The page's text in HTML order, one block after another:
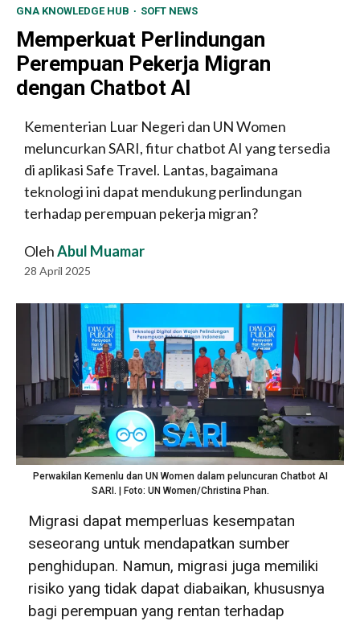
GNA KNOWLEDGE HUB SOFT NEWS
Memperkuat Perlindungan
Perempuan Pekerja Migran
dengan Chatbot AI
Kementerian Luar Negeri dan UN Women
meluncurkan SARI, fitur chatbot AI yang tersedia
di aplikasi Safe Travel. Lantas, bagaimana
teknologi ini dapat mendukung perlindungan
terhadap perempuan pekerja migran?
OlehAbul Muamar
28 April 2025
Perwakilan Kemenlu dan UN Women dalam peluncuran Chatbot AI
SARI. | Foto: UN Women/Christina Phan.
Migrasi dapat memperluas kesempatan
seseorang untuk mendapatkan sumber
penghidupan. Namun, migrasi juga memiliki
risiko yang tidak dapat diabaikan, khususnya
bagi perempuan yang rentan terhadap